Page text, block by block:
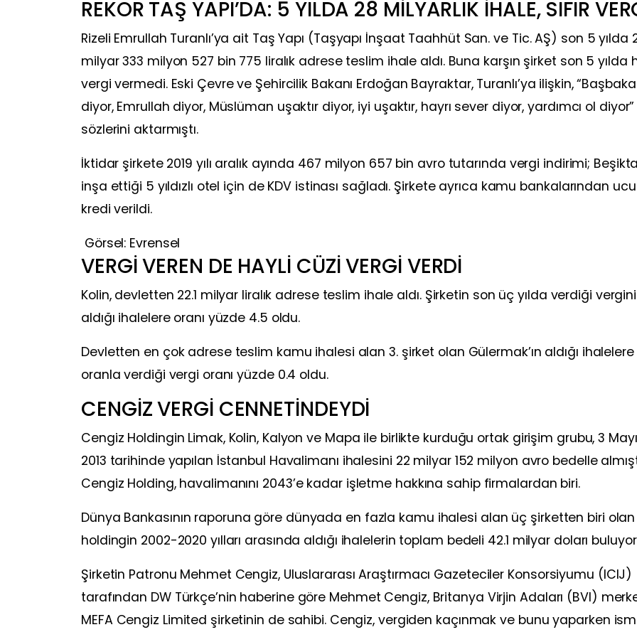
REKOR TAŞ YAPI’DA: 5 YILDA 28 MİLYARLIK İHALE, SIFIR
Rizeli Emrullah Turanlı’ya ait Taş Yapı (Taşyapı İnşaat Taahhüt San. ve Tic. AŞ) son 5 yılda
milyar 333 milyon 527 bin 775 liralık adrese teslim ihale aldı. Buna karşın şirket son 5 yılda
vergi vermedi. Eski Çevre ve Şehircilik Bakanı Erdoğan Bayraktar, Turanlı’ya ilişkin,
diyor, Emrullah diyor, Müslüman uşaktır diyor, iyi uşaktır, hayrı sever diyor, yardımcı ol diyor”
sözlerini aktarmıştı.
İktidar şirkete 2019 yılı aralık ayında 467 milyon 657 bin avro tutarında vergi indirimi;
inşa ettiği 5 yıldızlı otel için de KDV istinası sağladı. Şirkete ayrıca kamu bankalarından
kredi verildi.
Görsel: Evrensel
VERGİ VEREN DE HAYLİ CÜZİ VERGİ VERDİ
Kolin, devletten 22.1 milyar liralık adrese teslim ihale aldı. Şirketin son üç yılda verdiği
aldığı ihalelere oranı yüzde 4.5 oldu.
Devletten en çok adrese teslim kamu ihalesi alan 3. şirket olan Gülermak’ın aldığı ihalelere
oranla verdiği vergi oranı yüzde 0.4 oldu.
CENGİZ VERGİ CENNETİNDEYDİ
Cengiz Holdingin Limak, Kolin, Kalyon ve Mapa ile birlikte kurduğu ortak girişim grubu, 3
2013 tarihinde yapılan İstanbul Havalimanı ihalesini 22 milyar 152 milyon avro bedelle
Cengiz Holding, havalimanını 2043’e kadar işletme hakkına sahip firmalardan biri.
Dünya Bankasının raporuna göre dünyada en fazla kamu ihalesi alan üç şirketten biri olan
holdingin 2002-2020 yılları arasında aldığı ihalelerin toplam bedeli 42.1 milyar doları
Şirketin Patronu Mehmet Cengiz, Uluslararası Araştırmacı Gazeteciler Konsorsiyumu (ICIJ)
tarafından DW Türkçe’nin haberine göre Mehmet Cengiz, Britanya Virjin Adaları (BVI)
MEFA Cengiz Limited şirketinin de sahibi. Cengiz, vergiden kaçınmak ve bunu yaparken